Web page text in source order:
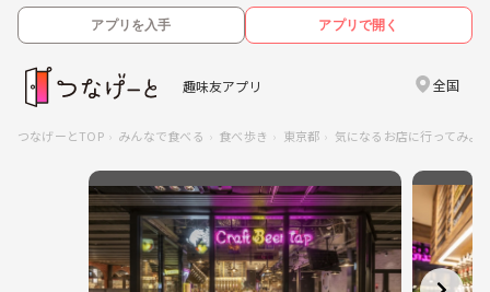
アプリを入手 アプリで開く
趣味友アプリ 全国
つなげーとTOP みんなで食べる 食べ歩き 東京都 気になるお店に行ってみよ